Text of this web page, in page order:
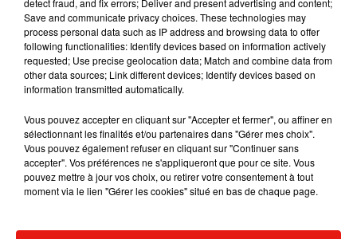
7 août 2026
Madonna sort enfin le remix de « Love
Sensation » avec Kylie Minogue
7 août 2026
Tayc et Didi B dévoilent le single le plus
dansant de l’année
detect fraud, and fix errors; Deliver and present advertising and content;
Save and communicate privacy choices. These technologies may
process personal data such as IP address and browsing data to offer
following functionalities: Identify devices based on information actively
requested; Use precise geolocation data; Match and combine data from
other data sources; Link different devices; Identify devices based on
information transmitted automatically.
Vous pouvez accepter en cliquant sur "Accepter et fermer", ou affiner en
sélectionnant les finalités et/ou partenaires dans "Gérer mes choix".
Vous pouvez également refuser en cliquant sur "Continuer sans
accepter". Vos préférences ne s'appliqueront que pour ce site. Vous
pouvez mettre à jour vos choix, ou retirer votre consentement à tout
moment via le lien "Gérer les cookies" situé en bas de chaque page.